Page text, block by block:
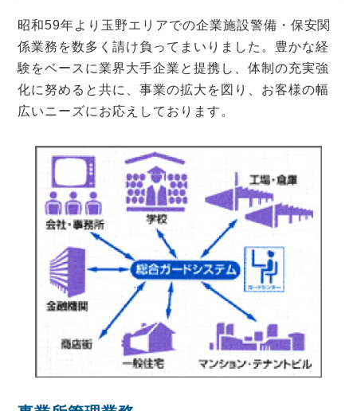
昭和59年より玉野エリアでの企業施設警備・保安関
係業務を数多く請け負ってまいりました。豊かな経
験をベースに業界大手企業と提携し、体制の充実強
化に努めると共に、事業の拡大を図り、お客様の幅
広いニーズにお応えしております。